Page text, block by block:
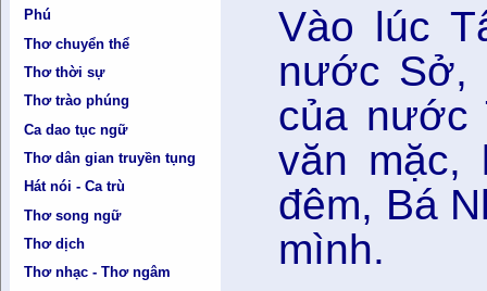
Phú
Thơ chuyển thể
Thơ thời sự
Thơ trào phúng
Ca dao tục ngữ
Thơ dân gian truyền tụng
Hát nói - Ca trù
Thơ song ngữ
Thơ dịch
Thơ nhạc - Thơ ngâm
Vào lúc
nước Sở,
của nước
văn mặc,
đêm, Bá
mình.